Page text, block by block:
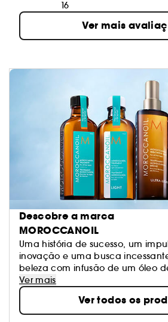
16
Ver mais
Descobre a marca
MOROCCANOIL
Uma história de sucesso, um
inovação e uma busca
beleza com infusão de um óleo
desempenho formaram uma
Moroccanoil. O que começou
Tratamento Moroccanoil
completa de produtos para o
Ver mais
Ver todos os